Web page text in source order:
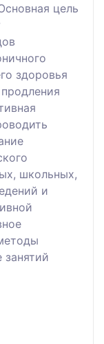
цель
здоровья
школьных,
и
занятий